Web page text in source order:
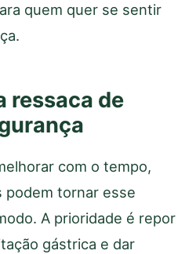
quem quer se sentir
ressaca de
com o tempo,
podem tornar esse
A prioridade é repor
gástrica e dar